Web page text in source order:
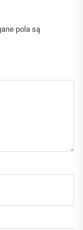
pola są